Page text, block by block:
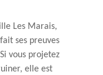
Les Marais,
ses preuves
vous projetez
elle est